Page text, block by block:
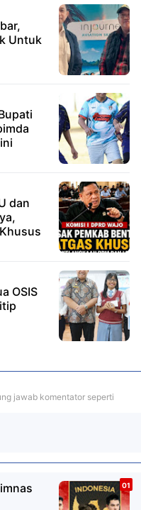
Untuk
dan
OSIS
jawab komentator seperti